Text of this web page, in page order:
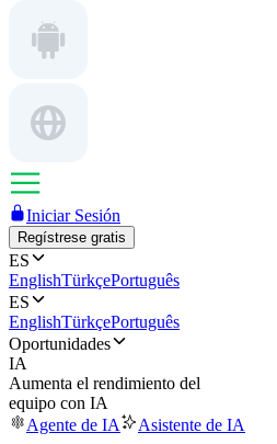
Iniciar Sesión
Regístrese gratis
ES
EnglishTürkçePortuguês
ES
EnglishTürkçePortuguês
Oportunidades
IA
Aumenta el rendimiento del
equipo con IA
Agente de IA
Asistente de IA